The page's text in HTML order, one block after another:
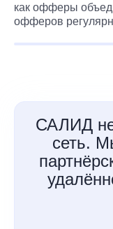
как офферы
офферов
САЛИД не
сеть.